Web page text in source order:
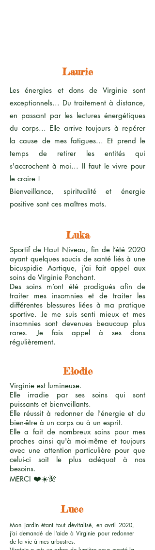
Laurie
Les énergies et dons de Virginie sont
exceptionnels... Du traitement à distance,
en passant par les lectures énergétiques
du corps... Elle arrive toujours à repérer
la cause de mes fatigues... Et prend le
temps de retirer les entités qui
s'accrochent à moi... Il faut le vivre pour
le croire !
Bienveillance, spiritualité et énergie
positive sont ces maîtres mots.
Luka
Sportif de Haut Niveau, fin de l’été 2020
ayant quelques soucis de santé liés à une
bicuspidie Aortique, j’ai fait appel aux
soins de Virginie Ponchant.
Des soins m’ont été prodigués afin de
traiter mes insomnies et de traiter les
différentes blessures liées à ma pratique
sportive. Je me suis senti mieux et mes
insomnies sont devenues beaucoup plus
rares. Je fais appel à ses dons
régulièrement.
Elodie
Virginie est lumineuse.
Elle irradie par ses soins qui sont
puissants et bienveillants.
Elle réussit à redonner de l'énergie et du
bien-être à un corps ou à un esprit.
Elle a fait de nombreux soins pour mes
proches ainsi qu'à moi-même et toujours
avec une attention particulière pour que
celui-ci soit le plus adéquat à nos
besoins.
MERCI ❤️☀️🌺
Luce
Mon jardin étant tout dévitalisé, en avril 2020,
j’ai demandé de l’aide à Virginie pour redonner
de la vie à mes arbustres.